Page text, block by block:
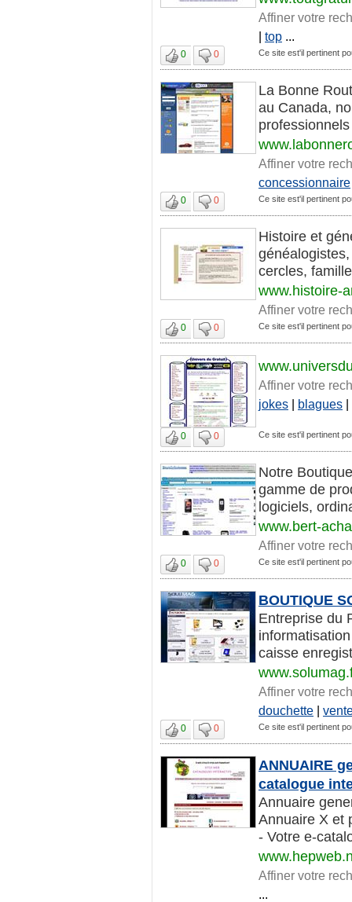
Affiner votre
| top ...
0 0 Ce site est'il pertinent
La Bonne
au Canada,
Affiner votre
concessionnaire
0 0 Ce site est'il pertinent
Histoire et
cercles,
www.histoire-
Affiner votre
0 0 Ce site est'il pertinent
Affiner votre
jokes | blagues |
0 0 Ce site est'il pertinent
Notre
gamme de
logiciels,
www.bert-
Affiner votre
0 0 Ce site est'il pertinent
BOUTIQUE
Entreprise du
caisse
Affiner votre
douchette |
0 0 Ce site est'il pertinent
ANNUAIRE
catalogue
Annuaire
Annuaire X et
- Votre e-
Affiner votre
...